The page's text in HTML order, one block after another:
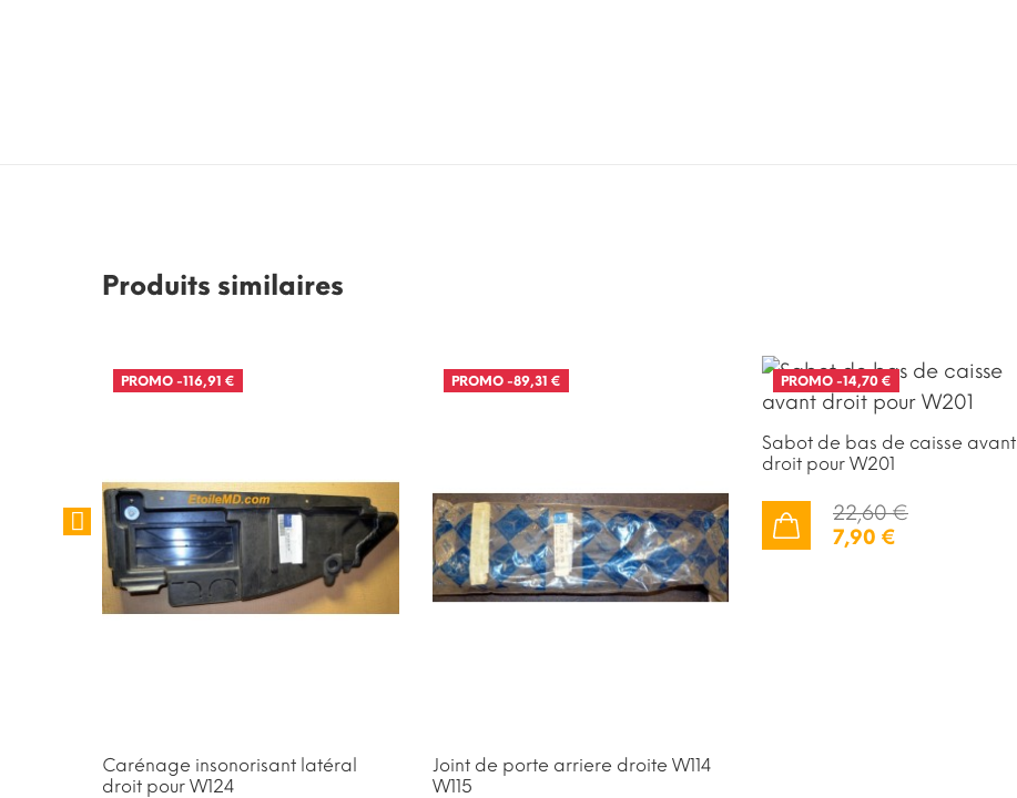
Produits similaires
PROMO -116,91 €
Carénage insonorisant latéral
droit pour W124
PROMO-89,31 €
Joint de porte arriere droite W114
W115
PROMO -14,70 €
Sabot de bas de caisse avant
droit pour W201
22,60 €
7,90 €